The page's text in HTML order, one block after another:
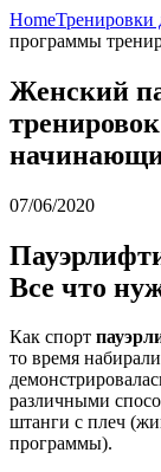
Home
программы
Женский
07/06/2020
Все что
Как спорт
то время
различными
штанги с плеч
программы).